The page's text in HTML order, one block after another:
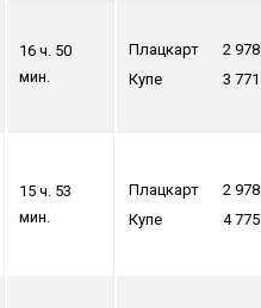
16 ч. 50
мин.
Плацкарт
2 978
Купе
3 771
15 ч. 53
мин.
Плацкарт
2 978
Купе
4 775